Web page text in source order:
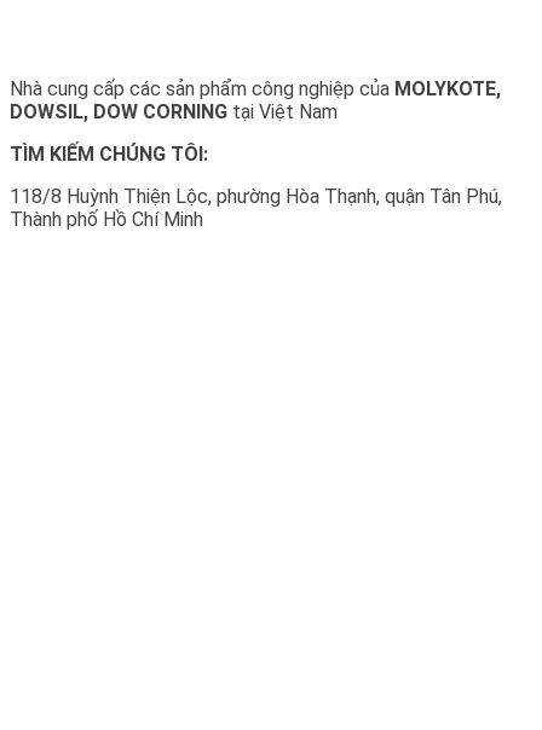
Nhà cung cấp các sản phẩm công nghiệp của MOLYKOTE,
DOWSIL, DOW CORNING tại Việt Nam
TÌM KIẾM CHÚNG TÔI:
118/8 Huỳnh Thiện Lộc, phường Hòa Thạnh, quận Tân Phú,
Thành phố Hồ Chí Minh